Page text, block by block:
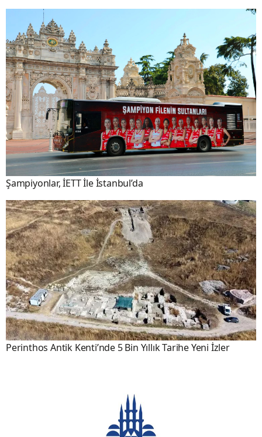
Şampiyonlar, İETT İle İstanbul’da
Perinthos Antik Kenti’nde 5 Bin Yıllık Tarihe Yeni İzler